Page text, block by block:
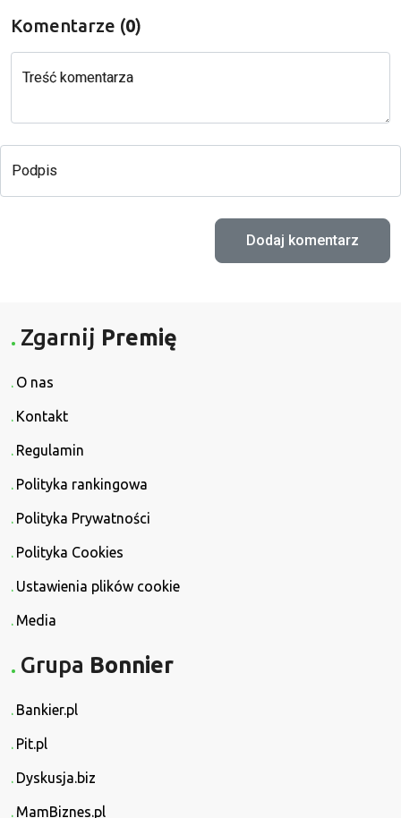
Komentarze (0)
Treść komentarza
Podpis
Zgarnij Premię
O nas
Kontakt
Regulamin
Polityka rankingowa
Polityka Prywatności
Polityka Cookies
Ustawienia plików cookie
Media
Grupa Bonnier
Bankier.pl
Pit.pl
Dyskusja.biz
MamBiznes.pl